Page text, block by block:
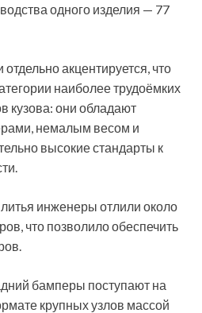
одного изделия — 77
акцентируется, что
наиболее трудоёмких
кузова: они обладают
немалым весом и
высокие стандарты к
инженеры отлили около
что позволило обеспечить
бамперы поступают на
крупных узлов массой